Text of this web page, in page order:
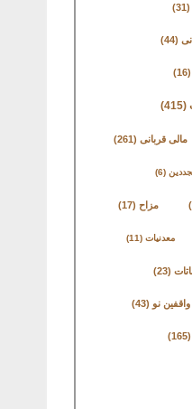
(31)
(44)
(415)
مالی قربانی(261)
(6)
مزاح(17)
معدنیات(11)
(23)
واقفین نو (43)